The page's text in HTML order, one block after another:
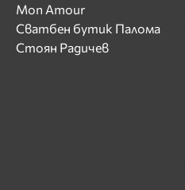
Mon Amour
Сватбен бутик Палома
Стоян Радичев